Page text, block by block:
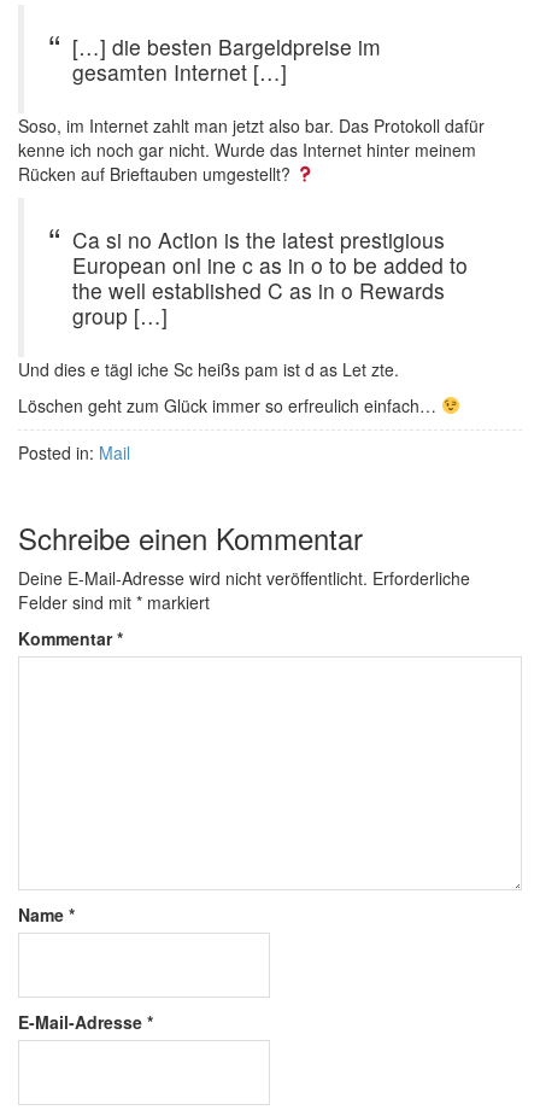
[…] die besten Bargeldpreise im
gesamten Internet […]
Soso, im Internet zahlt man jetzt also bar. Das Protokoll dafür
kenne ich noch gar nicht. Wurde das Internet hinter meinem
Rücken auf Brieftauben umgestellt?
Ca si no Action is the latest prestigious
European onl ine c as in o to be added to
the well established C as in o Rewards
group […]
Und dies e tägl iche Sc heißs pam ist d as Let zte.
Löschen geht zum Glück immer so erfreulich einfach…
Posted in: Mail
Schreibe einen Kommentar
Deine E-Mail-Adresse wird nicht veröffentlicht. Erforderliche
Felder sind mit * markiert
Kommentar*
Name *
E-Mail-Adresse *